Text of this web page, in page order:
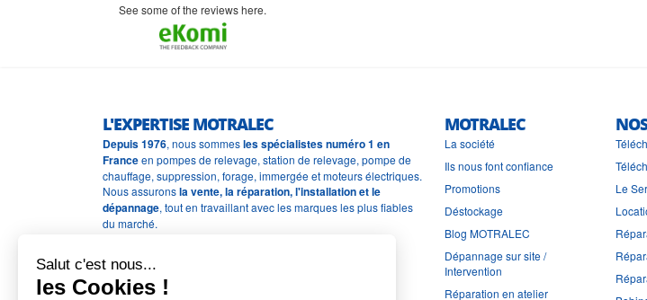
see some of the reviews here.
L'EXPERTISE MOTRALEC
Depuis 1976, nous sommesles spécialistes numéro 1 en
Franceen pompes de relevage, station de relevage, pompe de
chauffage, suppression, forage, immergée et moteurs électriques.
Nous assuronsla vente, la réparation, l'installation et le
dépannage, tout en travaillant avec les marques les plus fiables
du marché.
MOTRALEC
La société
Ils nous font confiance
Promotions
Déstockage
Blog MOTRALEC
Dépannage sur site /
Intervention
Réparation en atelier
Le